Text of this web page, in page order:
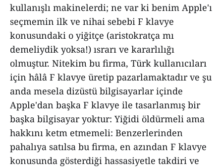
kullanışlı makinelerdi; ne var ki benim Apple'ı
seçmemin ilk ve nihai sebebi F klavye
konusundaki o yiğitçe (aristokratça mı
demeliydik yoksa!) ısrarı ve kararlılığı
olmuştur. Nitekim bu firma, Türk kullanıcıları
için hâlâ F klavye üretip pazarlamaktadır ve şu
anda mesela dizüstü bilgisayarlar içinde
Apple'dan başka F klavye ile tasarlanmış bir
başka bilgisayar yoktur: Yiğidi öldürmeli ama
hakkını ketm etmemeli: Benzerlerinden
pahalıya satılsa bu firma, en azından F klavye
konusunda gösterdiği hassasiyetle takdiri ve